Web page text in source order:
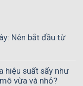
Nên bắt đầu từ
hiệu suất sấy như
vừa và nhỏ?